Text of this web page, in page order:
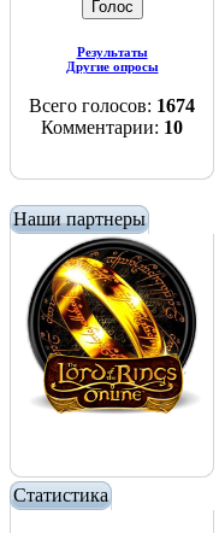
Результаты
Другие опросы
Всего голосов: 1674
Комментарии: 10
Наши партнеры
Статистика